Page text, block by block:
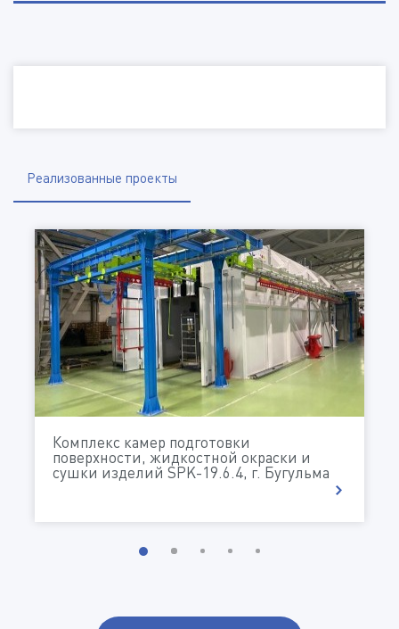
Город
Отправить файл
(Доступные типы файлов: doc, gif, jpg, mpg, pdf, png, txt, zip)
Комментарий
ДАЮ СОГЛАСИЕ НА ОБРАБОТКУ МОИХ
ПЕРСОНАЛЬНЫХ ДАННЫХ В СООТВЕТСТВИИ С
СОГЛАСЕН НА ПОЛУЧЕНИЕ ИНФОРМАЦИОННЫХ
Реализованные проекты
Комплекс камер подготовки
поверхности, жидкостной окраски и
сушки изделий SPK-19.6.4, г. Бугульма